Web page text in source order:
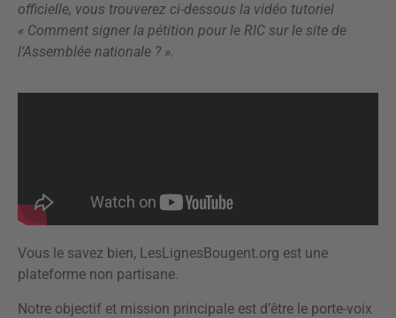
officielle, vous trouverez ci-dessous la vidéo tutoriel
« Comment signer la pétition pour le RIC sur le site de
l’Assemblée nationale ? ».
Vous le savez bien, LesLignesBougent.org est une
plateforme non partisane.
Notre objectif et mission principale est d’être le porte-voix